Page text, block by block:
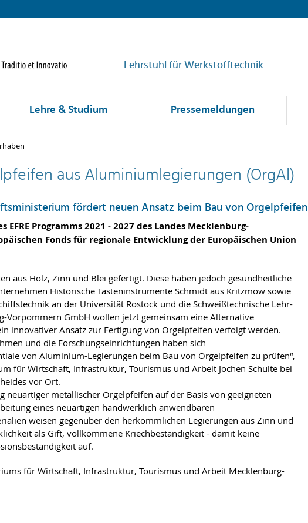
Lehrstuhl für Werkstofftechnik
Lehre & Studium Pressemeldungen
aus Aluminiumlegierungen (OrgAl)
fördert neuen Ansatz beim Bau von Orgelpfeifen
Programms 2021 - 2027 des Landes Mecklenburg-
Fonds für regionale Entwicklung der Europäischen Union
aus Holz, Zinn und Blei gefertigt. Diese haben jedoch gesundheitliche
Historische Tasteninstrumente Schmidt aus Kritzmow sowie
an der Universität Rostock und die Schweißtechnische Lehr-
Vorpommern GmbH wollen jetzt gemeinsam eine Alternative
innovativer Ansatz zur Fertigung von Orgelpfeifen verfolgt werden.
und die Forschungseinrichtungen haben sich
von Aluminium-Legierungen beim Bau von Orgelpfeifen zu prüfen“,
für Wirtschaft, Infrastruktur, Tourismus und Arbeit Jochen Schulte bei
vor Ort.
neuartiger metallischer Orgelpfeifen auf der Basis von geeigneten
eines neuartigen handwerklich anwendbaren
weisen gegenüber den herkömmlichen Legierungen aus Zinn und
als Gift, vollkommene Kriechbeständigkeit - damit keine
auf.
für Wirtschaft, Infrastruktur, Tourismus und Arbeit Mecklenburg-